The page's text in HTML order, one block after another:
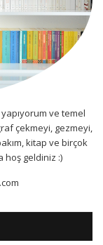
ve temel
çekmeyi, gezmeyi,
kitap ve birçok
hoş geldiniz :)